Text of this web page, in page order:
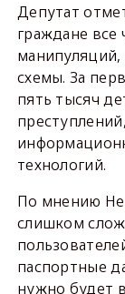
Депутат
граждане все
схемы. За
пять тысяч
технологий.
По мнению
слишком
паспортные
нужно будет